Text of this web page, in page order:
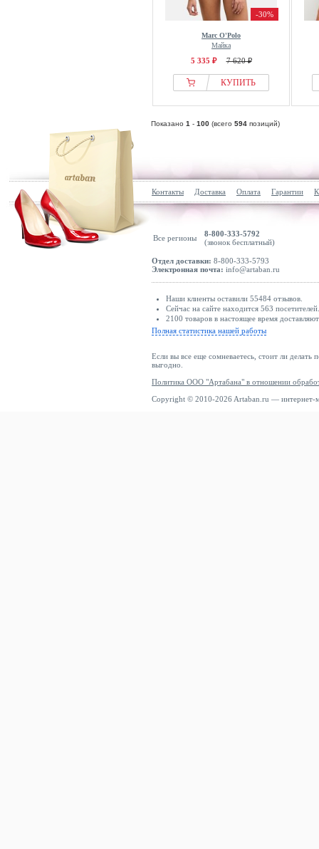
-30%
Marc O'Polo
Майка
5 335 ₽ 7 620 ₽
КУПИТЬ
Показано 1 - 100 (всего 594 позиций)
Контакты Доставка Оплата Гарантии
Все регионы
8-800-333-5792
(звонок бесплатный)
Отдел доставки: 8-800-333-5793
Электронная почта: info@artaban.ru
Наши клиенты оставили 55484 отзывов.
Сейчас на сайте находится 563 посетителей.
2100 товаров в настоящее время
Полная статистика нашей работы
Если вы все еще сомневаетесь, стоит ли делать
выгодно.
Политика ООО "Артабана" в отношении
Copyright © 2010-2026 Artaban.ru — интернет-